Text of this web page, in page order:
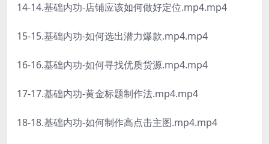
14-14.基础内功-店铺应该如何做好定位.mp4.mp4
15-15.基础内功-如何选出潜力爆款.mp4.mp4
16-16.基础内功-如何寻找优质货源.mp4.mp4
17-17.基础内功-黄金标题制作法.mp4.mp4
18-18.基础内功-如何制作高点击主图.mp4.mp4